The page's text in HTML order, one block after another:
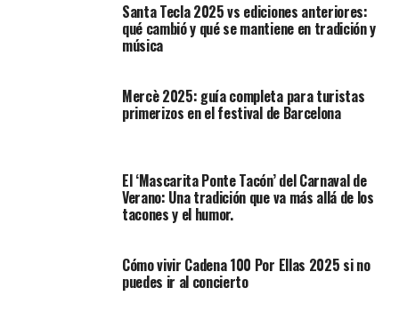
Santa Tecla 2025 vs ediciones anteriores:
qué cambió y qué se mantiene en tradición y
música
Mercè 2025: guía completa para turistas
primerizos en el festival de Barcelona
El ‘Mascarita Ponte Tacón’ del Carnaval de
Verano: Una tradición que va más allá de los
tacones y el humor.
Cómo vivir Cadena 100 Por Ellas 2025 si no
puedes ir al concierto